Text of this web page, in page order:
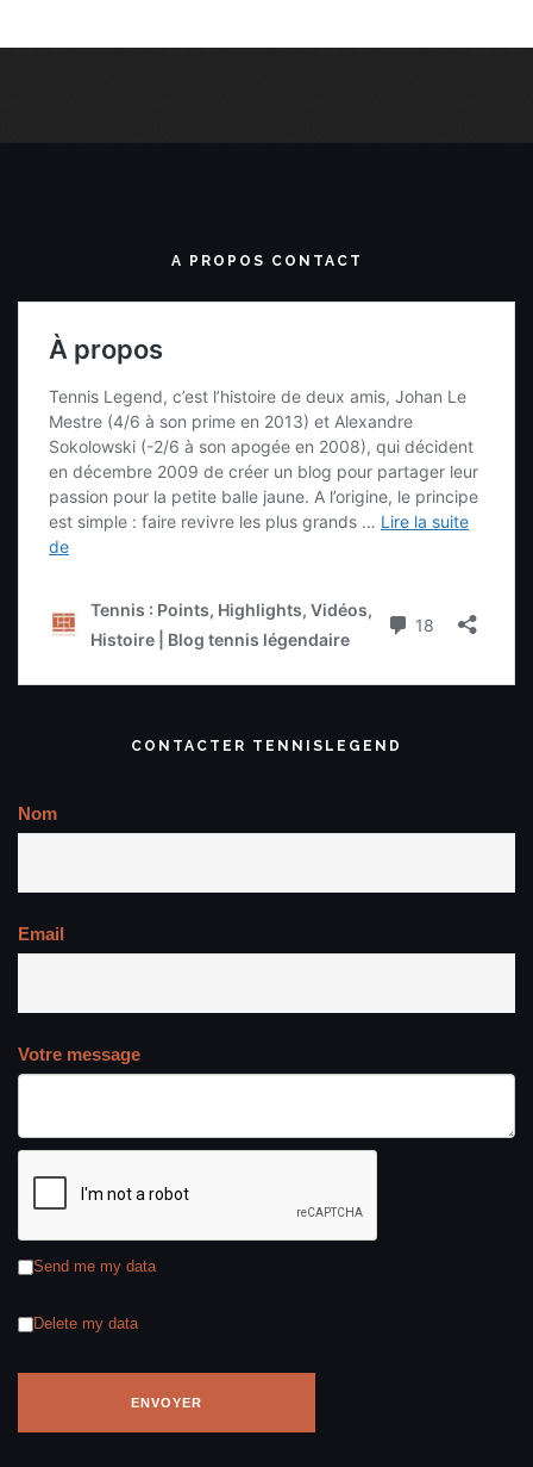
A PROPOS CONTACT
CONTACTER TENNISLEGEND
Nom
Email
Votre message
Send me my data
Delete my data